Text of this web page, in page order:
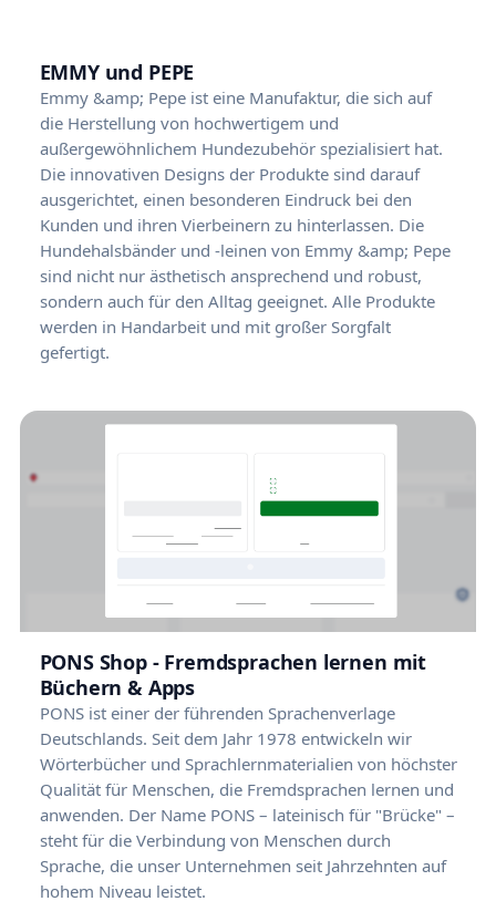
EMMY und PEPE
Emmy &amp; Pepe ist eine Manufaktur, die sich auf
die Herstellung von hochwertigem und
außergewöhnlichem Hundezubehör spezialisiert hat.
Die innovativen Designs der Produkte sind darauf
ausgerichtet, einen besonderen Eindruck bei den
Kunden und ihren Vierbeinern zu hinterlassen. Die
Hundehalsbänder und -leinen von Emmy &amp; Pepe
sind nicht nur ästhetisch ansprechend und robust,
sondern auch für den Alltag geeignet. Alle Produkte
werden in Handarbeit und mit großer Sorgfalt
gefertigt.
PONS Shop - Fremdsprachen lernen mit
Büchern & Apps
PONS ist einer der führenden Sprachenverlage
Deutschlands. Seit dem Jahr 1978 entwickeln wir
Wörterbücher und Sprachlernmaterialien von höchster
Qualität für Menschen, die Fremdsprachen lernen und
anwenden. Der Name PONS – lateinisch für "Brücke" –
steht für die Verbindung von Menschen durch
Sprache, die unser Unternehmen seit Jahrzehnten auf
hohem Niveau leistet.